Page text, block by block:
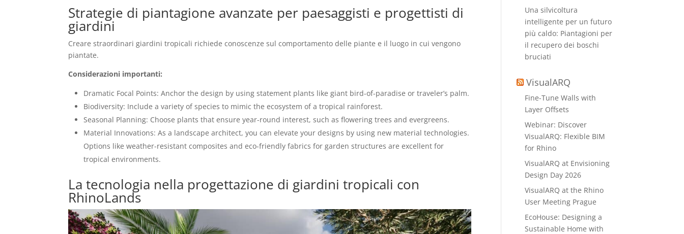
Strategie di piantagione avanzate per paesaggisti e progettisti di
giardini
Creare straordinari giardini tropicali richiede conoscenze sul comportamento delle piante e il luogo in cui vengono
piantate.
Considerazioni importanti:
Dramatic Focal Points: Anchor the design by using statement plants like giant bird-of-paradise or traveler’s palm.
Biodiversity: Include a variety of species to mimic the ecosystem of a tropical rainforest.
Seasonal Planning: Choose plants that ensure year-round interest, such as flowering trees and evergreens.
Material Innovations: As a landscape architect, you can elevate your designs by using new material technologies.
Options like weather-resistant composites and eco-friendly fabrics for garden structures are excellent for
tropical environments.
La tecnologia nella progettazione di giardini tropicali con
RhinoLands
Una silvicoltura
intelligente per un futuro
più caldo: Piantagioni per
il recupero dei boschi
bruciati
VisualARQ
Fine-Tune Walls with
Layer Offsets
Webinar: Discover
VisualARQ: Flexible BIM
for Rhino
VisualARQ at Envisioning
Design Day 2026
VisualARQ at the Rhino
User Meeting Prague
EcoHouse: Designing a
Sustainable Home with